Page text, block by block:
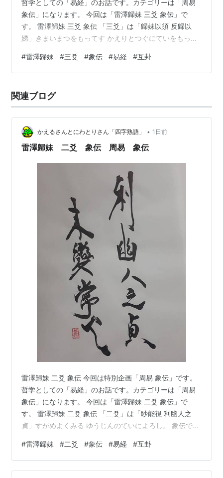
哲学としての「易経」のお話です。カテゴリーは「周易
象伝」になります。 今回は「雷澤歸妹 三爻 象伝」で
す。 雷澤歸妹 三爻 象伝 「三爻」は「歸妹以須 反歸以
娣」きまいまつをもってす かえりとつぐにていをもって
まいまつをもってすは いまだあたらざればなり。 「雷澤
歸妹 三爻」は「陽位に陰」です。「二爻」「四爻」に比
ことも出来ず待つことになるので、一回、実家にかえっ
て時を待つイメージです。 「陽」に囲まれているけど自
#雷澤歸妹 #三爻 #象伝 #易経 #互卦
関連ブログ
かえるさんとにわとりさん「四字熟語」 • 1日前
雷澤歸妹 二爻 象伝 周易 象伝
雷澤歸妹 二爻 象伝 今回は特別企画「周易 象伝」です。
哲学としての「易経」のお話です。カテゴリーは「周易
象伝」になります。 今回は「雷澤歸妹 二爻 象伝」で
す。 雷澤歸妹 二爻 象伝 「二爻」は「眇能視 利幽人之
貞」すがめよくみる ゆうじんのていによろし。 象伝では
ていによろしとは いまだつねをかえざるなり。 「雷澤歸
妹 二爻」は「陰位に陽」で位不正ですが「五爻」に応じ
ています。 あ、「雷澤歸妹」って「二爻と五爻」は応じ
#雷澤歸妹 #二爻 #象伝 #易経 #互卦